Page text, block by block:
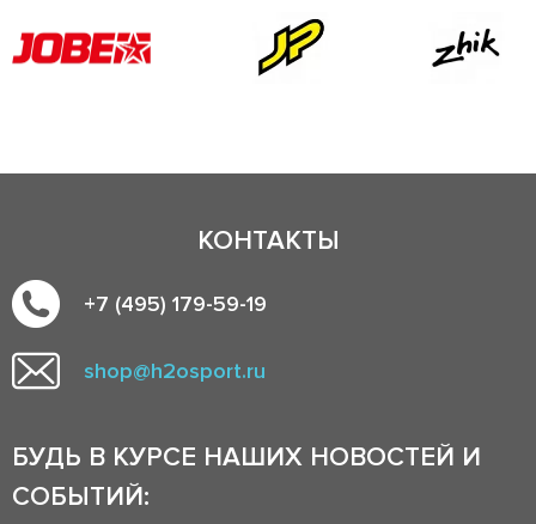
КОНТАКТЫ
+7 (495) 179-59-19
shop@h2osport.ru
БУДЬ В КУРСЕ НАШИХ НОВОСТЕЙ И
СОБЫТИЙ: